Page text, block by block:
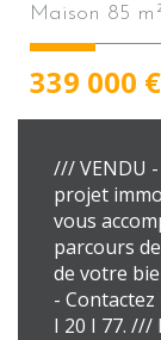
Maison 85
339 000 €
/// VENDU
projet
vous
parcours
de votre
- Contactez
I 20 I 77. ///